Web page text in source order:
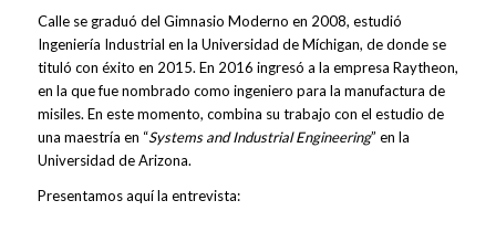
Calle se graduó del Gimnasio Moderno en 2008, estudió
Ingeniería Industrial en la Universidad de Míchigan, de donde se
tituló con éxito en 2015. En 2016 ingresó a la empresa Raytheon,
en la que fue nombrado como ingeniero para la manufactura de
misiles. En este momento, combina su trabajo con el estudio de
una maestría en “Systems and Industrial Engineering” en la
Universidad de Arizona.
Presentamos aquí la entrevista: